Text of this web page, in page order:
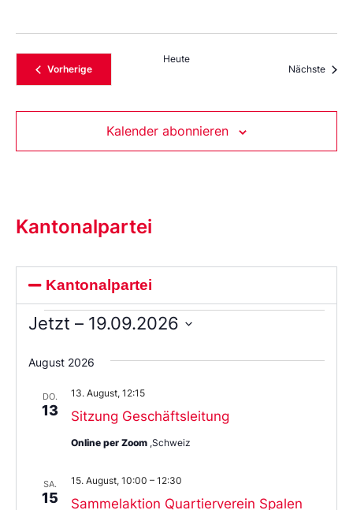
VorherigeVeranstaltungen
Heute
Nächste
Kalender abonnieren
Kantonalpartei
Kantonalpartei
Jetzt – 19.09.2026
Sie
das
aus.
August 2026
DO.
13 Sitzung Geschäftsleitung
13. August, 12:15
Online per Zoom ,Schweiz
SA.
15 Sammelaktion Quartierverein Spalen
15. August, 10:00 – 12:30